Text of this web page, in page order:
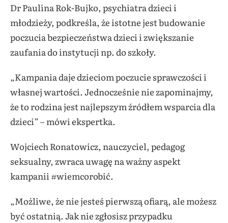
Dr Paulina Rok-Bujko, psychiatra dzieci i
młodzieży, podkreśla, że istotne jest budowanie
poczucia bezpieczeństwa dzieci i zwiększanie
zaufania do instytucji np. do szkoły.
„Kampania daje dzieciom poczucie sprawczości i
własnej wartości. Jednocześnie nie zapominajmy,
że to rodzina jest najlepszym źródłem wsparcia dla
dzieci” – mówi ekspertka.
Wojciech Ronatowicz, nauczyciel, pedagog
seksualny, zwraca uwagę na ważny aspekt
kampanii #wiemcorobić.
„Możliwe, że nie jesteś pierwszą ofiarą, ale możesz
być ostatnią. Jak nie zgłosisz przypadku